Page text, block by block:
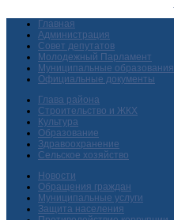
Главная
Администрация
Совет депутатов
Молодежный Парламент
Муниципальные образования
Официальные документы
Глава района
Строительство и ЖКХ
Культура
Образование
Здравоохранение
Сельское хозяйство
Новости
Обращения граждан
Муниципальные услуги
Защита населения